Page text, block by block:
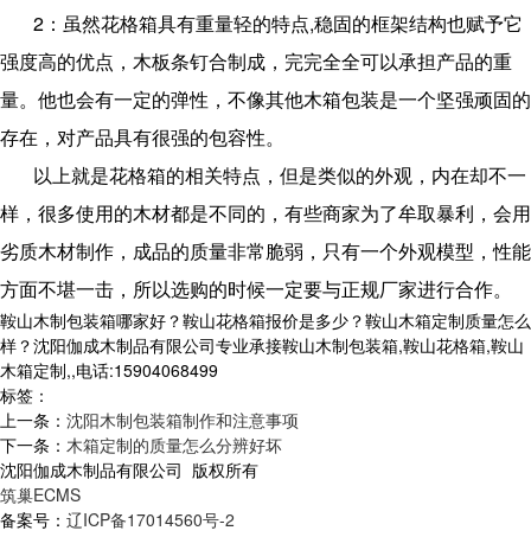
2：虽然花格箱具有重量轻的特点,稳固的框架结构也赋予它
强度高的优点，木板条钉合制成，完完全全可以承担产品的重
量。他也会有一定的弹性，不像其他木箱包装是一个坚强顽固的
存在，对产品具有很强的包容性。
以上就是花格箱的相关特点，但是类似的外观，内在却不一
样，很多使用的木材都是不同的，有些商家为了牟取暴利，会用
劣质木材制作，成品的质量非常脆弱，只有一个外观模型，性能
方面不堪一击，所以选购的时候一定要与正规厂家进行合作。
鞍山木制包装箱哪家好？鞍山花格箱报价是多少？鞍山木箱定制质量怎么
样？沈阳伽成木制品有限公司专业承接鞍山木制包装箱,鞍山花格箱,鞍山
木箱定制,,电话:15904068499
标签：
上一条： 沈阳木制包装箱制作和注意事项
下一条： 木箱定制的质量怎么分辨好坏
沈阳伽成木制品有限公司 版权所有
筑巢ECMS
备案号： 辽ICP备17014560号-2